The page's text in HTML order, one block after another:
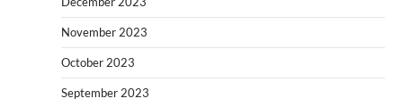
November 2023
October 2023
September 2023